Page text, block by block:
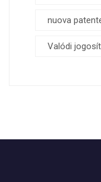
nuova
Valódi